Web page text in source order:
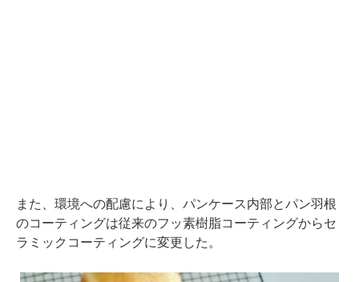
また、環境への配慮により、パンケース内部とパン羽根
のコーティングは従来のフッ素樹脂コーティングからセ
ラミックコーティングに変更した。